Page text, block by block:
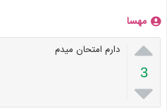
مهسا

3

دارم امتحان میدم